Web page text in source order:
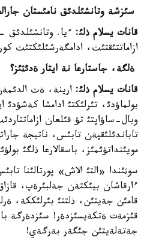
سئزشة وتانشئلدئق نامئستان
قانات يسلام ذلئ: ءيا. وتانشئلدئق
ازاماتتئقتئث، ادامگةرشئلئكتئث
ةلگة، جاستارعا نة ايتار ةدئثئز؟
قانات يسلام ذلئ: ارينة، ةث
بولماؤدئ، تئرلئكتئ ادامشا
وبال-ساؤاپتئ تؤ قئلعان
تاباندئلئقپةن تابئس، ناتيجة
مويئنداتؤئمئز، باسقالارعا ذلگئ
سوثئندا «التئ الاش» پورتالئنا
ءارقاشان بيئكتةن جةلبئرةپ،
قامئن جةيتئن، ذلتتئ بئرلئككة،
قئزمةت ةتكةيسئزدةر! سئزدةرگة
جةتةلةيتئن جئگةر بةرگةي!